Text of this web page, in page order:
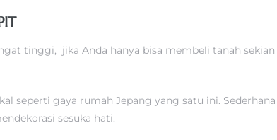
tinggi, jika Anda hanya bisa membeli tanah
seperti gaya rumah Jepang yang satu ini.
sesuka hati.